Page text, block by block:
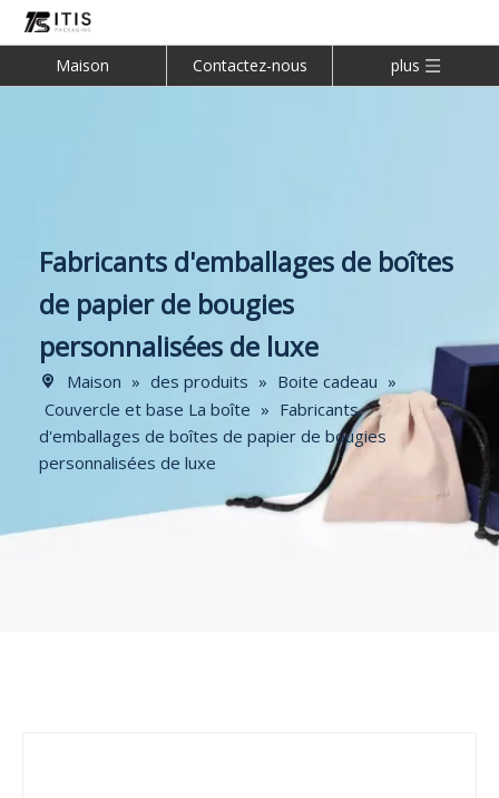
Maison Contactez-nous plus
Fabricants d'emballages de boîtes
de papier de bougies
personnalisées de luxe
Maison » des produits » Boite cadeau »
Couvercle et base La boîte » Fabricants
d'emballages de boîtes de papier de bougies
personnalisées de luxe